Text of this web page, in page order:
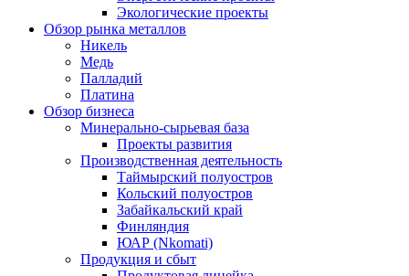
Экологические проекты
Обзор рынка металлов
Никель
Медь
Палладий
Платина
Обзор бизнеса
Минерально-сырьевая база
Проекты развития
Производственная деятельность
Таймырский полуостров
Кольский полуостров
Забайкальский край
Финляндия
ЮАР (Nkomati)
Продукция и сбыт